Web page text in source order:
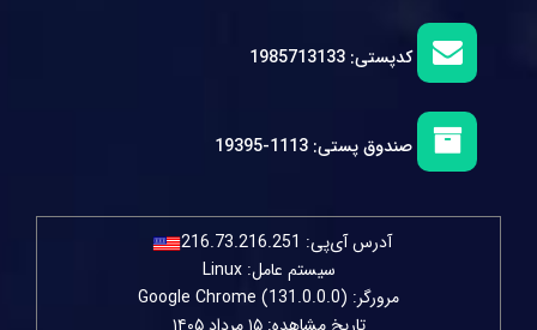
کدپستی: 1985713133
صندوق پستی: 1113-19395
آدرس آی‌پی: 216.73.216.251
سیستم عامل: Linux
مرورگر: Google Chrome (131.0.0.0)